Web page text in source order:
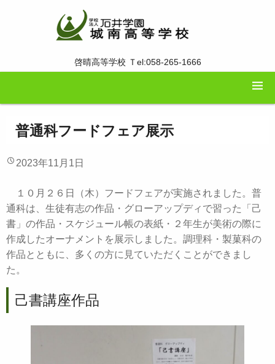
啓晴高等学校 Ｔel:058-265-1666
普通科フードフェア展示
2023年11月1日
１０月２６日（木）フードフェアが実施されました。普
通科は、生徒有志の作品・グローアップディで習った「己
書」の作品・スケジュール帳の表紙・２年生が美術の際に
作成したオーナメントを展示しました。調理科・製菓科の
作品とともに、多くの方に見ていただくことができまし
た。
己書講座作品